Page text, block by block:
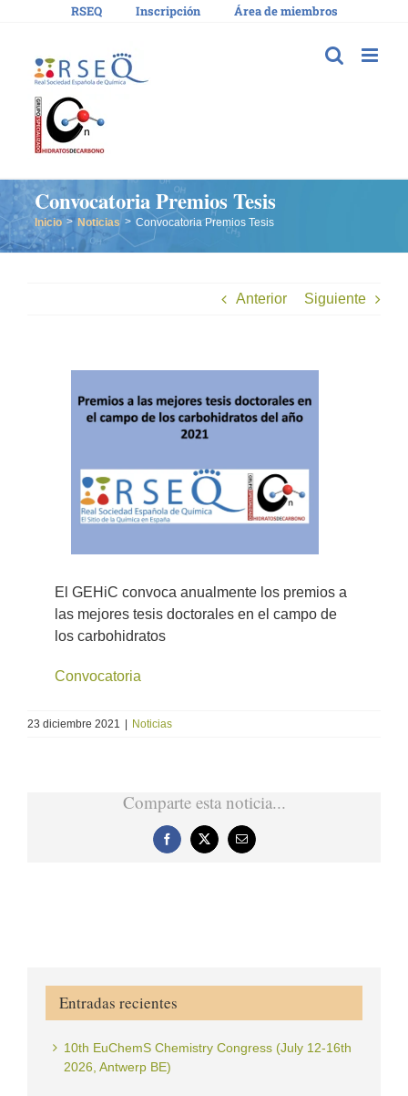
RSEQ Inscripción Área de miembros
Convocatoria Premios Tesis
Inicio Noticias Convocatoria Premios Tesis
Anterior Siguiente
imagen
más
El GEHiC convoca anualmente los premios a
las mejores tesis doctorales en el campo de
los carbohidratos
Convocatoria
23 diciembre 2021 | Noticias
Comparte esta noticia...
Facebook
X
Correo
electrónico
Entradas recientes
10th EuChemS Chemistry Congress (July 12-16th
2026, Antwerp BE)